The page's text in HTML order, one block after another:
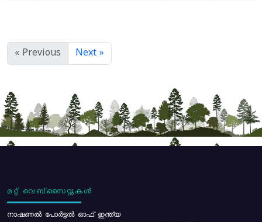
« Previous Next »
മറ്റ് വെബ്സൈറ്റുകൾ
നാഷണൽ പോർട്ടൽ ഓഫ് ഇന്ത്യ